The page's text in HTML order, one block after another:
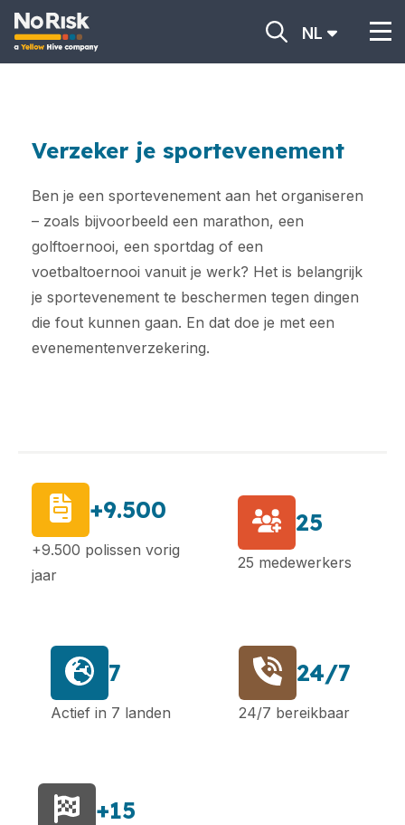
NL
Verzeker je sportevenement
Ben je een sportevenement aan het organiseren
– zoals bijvoorbeeld een marathon, een
golftoernooi, een sportdag of een
voetbaltoernooi vanuit je werk? Het is belangrijk
je sportevenement te beschermen tegen dingen
die fout kunnen gaan. En dat doe je met een
evenementenverzekering.
+9.500
+9.500 polissen vorig
jaar
25
25 medewerkers
7
Actief in 7 landen
24/7
24/7 bereikbaar
+15